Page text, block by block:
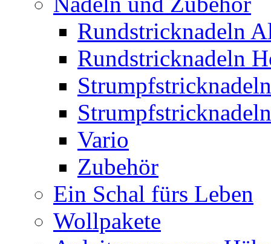
Rundstricknadeln
Rundstricknadeln
Vario
Zubehör
Ein Schal fürs Leben
Wollpakete